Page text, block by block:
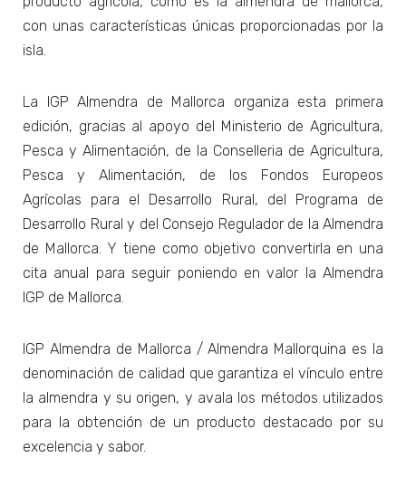
con unas características únicas proporcionadas por la
isla.
La IGP Almendra de Mallorca organiza esta primera
edición, gracias al apoyo del Ministerio de Agricultura,
Pesca y Alimentación, de la Conselleria de Agricultura,
Pesca y Alimentación, de los Fondos Europeos
Agrícolas para el Desarrollo Rural, del Programa de
Desarrollo Rural y del Consejo Regulador de la Almendra
de Mallorca. Y tiene como objetivo convertirla en una
cita anual para seguir poniendo en valor la Almendra
IGP de Mallorca.
IGP Almendra de Mallorca / Almendra Mallorquina es la
denominación de calidad que garantiza el vínculo entre
la almendra y su origen, y avala los métodos utilizados
para la obtención de un producto destacado por su
excelencia y sabor.